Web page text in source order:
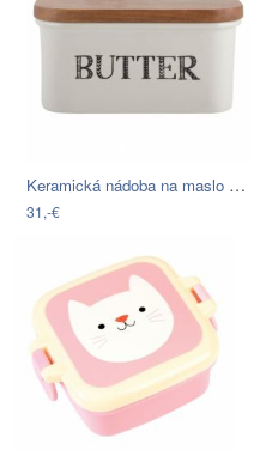
Keramická nádoba na maslo Creative Tops…
31,-€